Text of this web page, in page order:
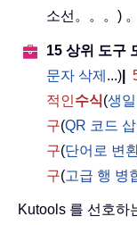
소선。。。)
15 상위 도구
문자 삭제 ...)
적인수식(생
구(QR 코드
구(단어로 변
구(고급 행 병
Kutools 를 선호하